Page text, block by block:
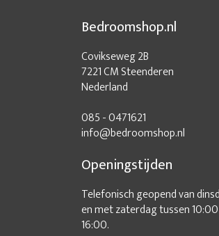
Bedroomshop.nl
Covikseweg 2B
7221 CM Steenderen
Nederland
085 - 0471621
info@bedroomshop.nl
Openingstijden
Telefonisch geopend van
en met zaterdag tussen
16:00.